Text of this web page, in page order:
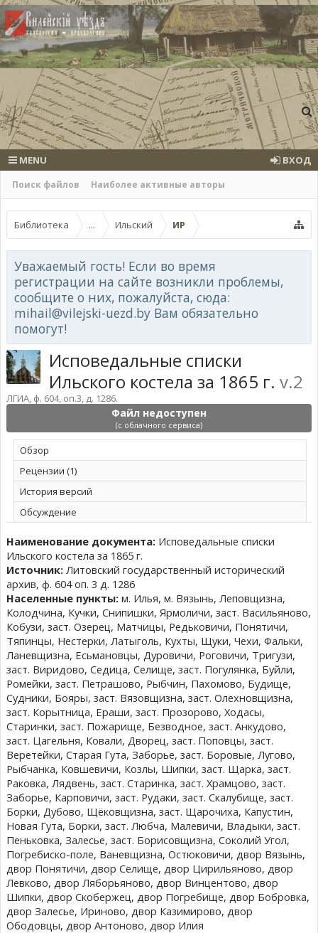
Поиск файлов Наиболее активные авторы
MENU ВХОД
Библиотека ... Ильский ИР
Уважаемый гость! Если во время
регистрации на сайте возникли проблемы,
сообщите о них, пожалуйста, сюда:
mihail@vilejski-uezd.by Вам обязательно
помогут!
Файл недоступен
(с облачного сервиса)
Исповедальные списки
Ильского костела за 1865 г. v.2
ЛГИА, ф. 604, оп.3, д. 1286.
Обзoр
Рецензии (1)
История версий
Обсуждение
Наименование документа: Исповедальные списки
Ильского костела за 1865 г.
Источник: Литовский государственный исторический
архив, ф. 604 оп. 3 д. 1286
Населенные пункты: м. Илья, м. Вязынь, Леповщизна,
Колодчина, Кучки, Снипишки, Ярмоличи, заст. Васильяново,
Кобузи, заст. Озерец, Матчицы, Редьковичи, Понятичи,
Тяпинцы, Нестерки, Латыголь, Кухты, Щуки, Чехи, Фальки,
Ланевщизна, Есьмановцы, Дуровичи, Роговичи, Тригузи,
заст. Виридово, Седица, Селище, заст. Погулянка, Буйли,
Ромейки, заст. Петрашово, Рыбчин, Пахомово, Будище,
Судники, Бояры, заст. Вязовщизна, заст. Олехновщизна,
заст. Корытница, Ераши, заст. Прозорово, Ходасы,
Старинки, заст. Пожарище, Безводное, заст. Анкудово,
заст. Цагельня, Ковали, Дворец, заст. Поповцы, заст.
Веретейки, Старая Гута, Заборье, заст. Боровые, Лугово,
Рыбчанка, Ковшевичи, Козлы, Шипки, заст. Щарка, заст.
Раковка, Лядвень, заст. Старинка, заст. Храмцово, заст.
Заборье, Карповичи, заст. Рудаки, заст. Скалубище, заст.
Борки, Дубово, Щёковщизна, заст. Щарочиха, Капустин,
Новая Гута, Борки, заст. Любча, Малевичи, Владыки, заст.
Пеньковка, Залесье, заст. Борисовщизна, Соколий Угол,
Погребиско-поле, Ваневщизна, Остюковичи, двор Вязынь,
двор Понятичи, двор Селище, двор Цирильяново, двор
Левково, двор Ляборьяново, двор Винцентово, двор
Шипки, двор Скобержец, двор Погребище, двор Бобровка,
двор Залесье, Ириново, двор Казимирово, двор
Ободовцы, двор Антоново, двор Илия